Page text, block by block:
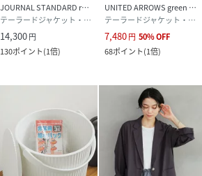
JOURNAL STANDARD relume
テーラードジャケット・ブレザー
14,300円
130ポイント(1倍)
UNITED ARROWS green label relaxing
テーラードジャケット・ブレザー
7,480円 50%OFF
68ポイント(1倍)